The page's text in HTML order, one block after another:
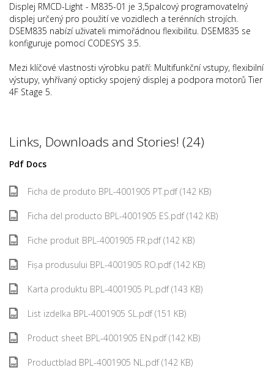
Displej RMCD-Light - M835-01 je 3,5palcový programovatelný
displej určený pro použití ve vozidlech a terénních strojích.
DSEM835 nabízí uživateli mimořádnou flexibilitu. DSEM835 se
konfiguruje pomocí CODESYS 3.5.
Mezi klíčové vlastnosti výrobku patří: Multifunkční vstupy, flexibilní
výstupy, vyhřívaný opticky spojený displej a podpora motorů Tier
4F Stage 5.
Links, Downloads and Stories! (24)
Pdf Docs
Ficha de produto BPL-4001905 PT.pdf (142 KB)
Ficha del producto BPL-4001905 ES.pdf (142 KB)
Fiche produit BPL-4001905 FR.pdf (142 KB)
Fișa produsului BPL-4001905 RO.pdf (142 KB)
Karta produktu BPL-4001905 PL.pdf (143 KB)
List izdelka BPL-4001905 SL.pdf (151 KB)
Product sheet BPL-4001905 EN.pdf (142 KB)
Productblad BPL-4001905 NL.pdf (142 KB)